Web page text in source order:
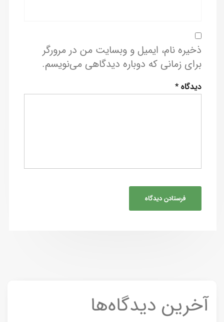
ذخیره نام، ایمیل و وبسایت من در مرورگر
برای زمانی که دوباره دیدگاهی می‌نویسم.
دیدگاه*
آخرین دیدگاه‌ها